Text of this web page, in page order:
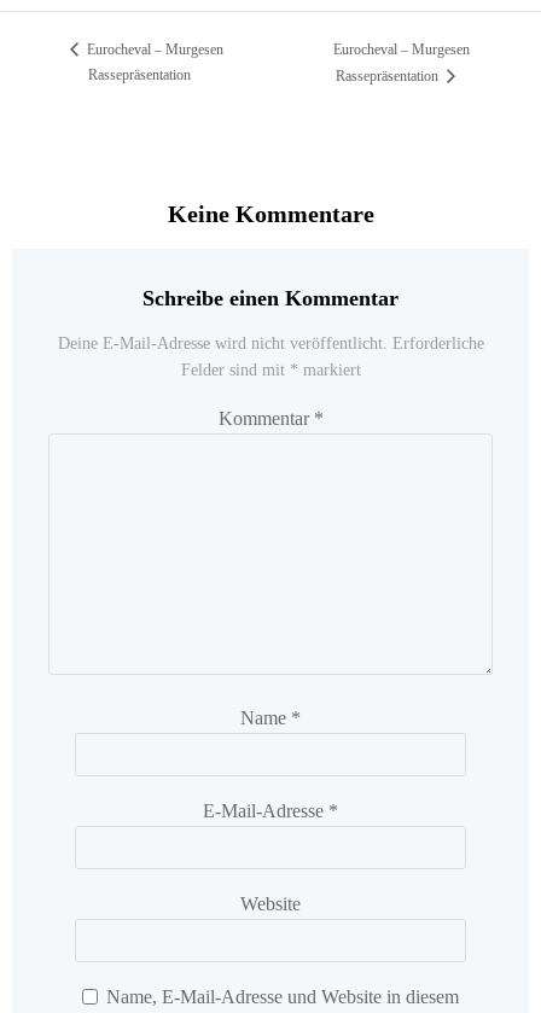
Eurocheval – Murgesen
Rassepräsentation
Eurocheval – Murgesen
Rassepräsentation
Keine Kommentare
Schreibe einen Kommentar
Deine E-Mail-Adresse wird nicht veröffentlicht. Erforderliche
Felder sind mit * markiert
Kommentar *
Name *
E-Mail-Adresse *
Website
Name, E-Mail-Adresse und Website in diesem